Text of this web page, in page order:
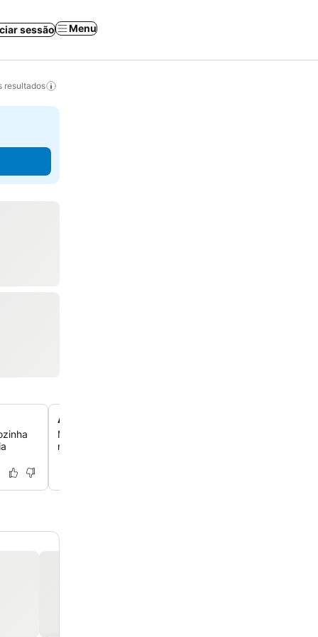
sessão Menu
resultados
Academia bem equipada
Mantenha sua rotina de exercícios com acesso gratuito
no local, ajudando você a se manter ativo durante suas